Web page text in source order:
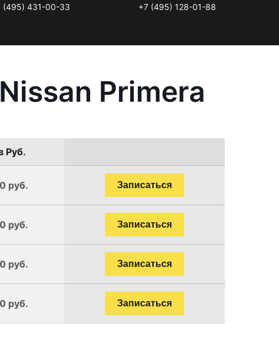
(495) 431-00-33
+7 (495) 128-01-88
Primera
Руб.
руб. Записаться
руб. Записаться
руб. Записаться
руб. Записаться